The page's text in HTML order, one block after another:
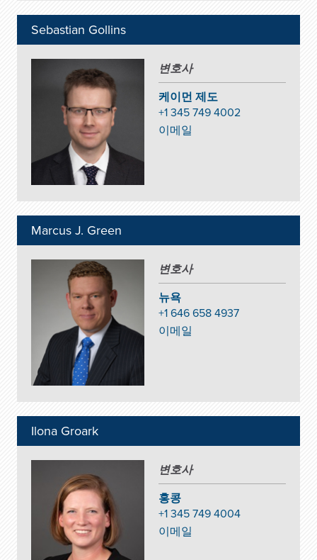
Sebastian Gollins
변호사
케이먼 제도
+1 345 749 4002
이메일
Marcus J. Green
변호사
뉴욕
+1 646 658 4937
이메일
Ilona Groark
변호사
홍콩
+1 345 749 4004
이메일